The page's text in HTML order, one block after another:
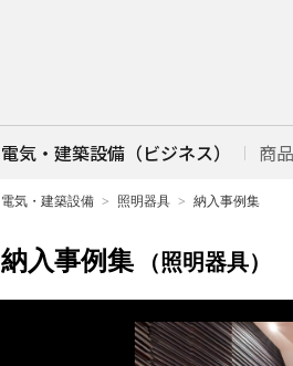
電気・建築設備（ビジネス） 商
電気・建築設備 照明器具 納入事例集
納入事例集 （照明器具）